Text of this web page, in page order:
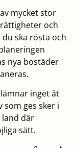
mycket stor
och
ska rösta och
nya bostäder
inget åt
ges sker i
där
sätt.